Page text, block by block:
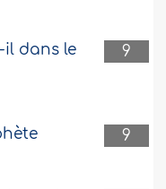
9
il dans le
9